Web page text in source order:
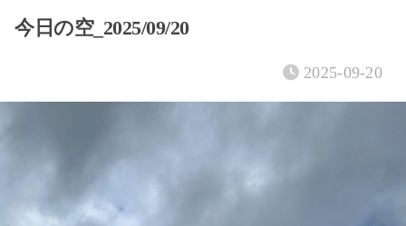
今日の空_2025/09/20
2025-09-20